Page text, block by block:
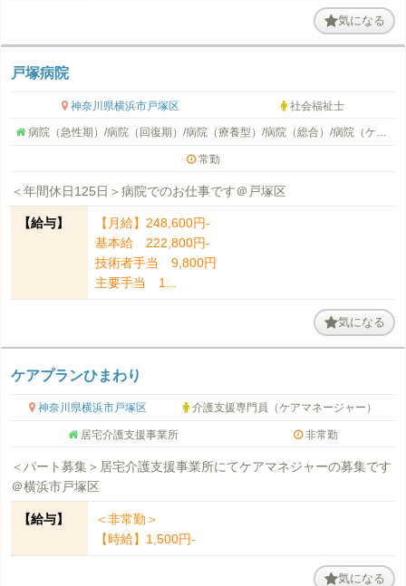
気になる
戸塚病院
神奈川県横浜市戸塚区 社会福祉士
病院（急性期）/病院（回復期）/病院（療養型）/病院（総合）/病院（ケアミックス）/病院（その他）/病院（外来）/病院
常勤
＜年間休日125日＞病院でのお仕事です＠戸塚区
【給与】
【月給】248,600円-
基本給 222,800円-
技術者手当 9,800円
主要手当 1...
気になる
ケアプランひまわり
神奈川県横浜市戸塚区 介護支援専門員（ケアマネージャー）
居宅介護支援事業所 非常勤
＜パート募集＞居宅介護支援事業所にてケアマネジャーの募集です
＠横浜市戸塚区
【給与】
＜非常勤＞
【時給】1,500円-
気になる